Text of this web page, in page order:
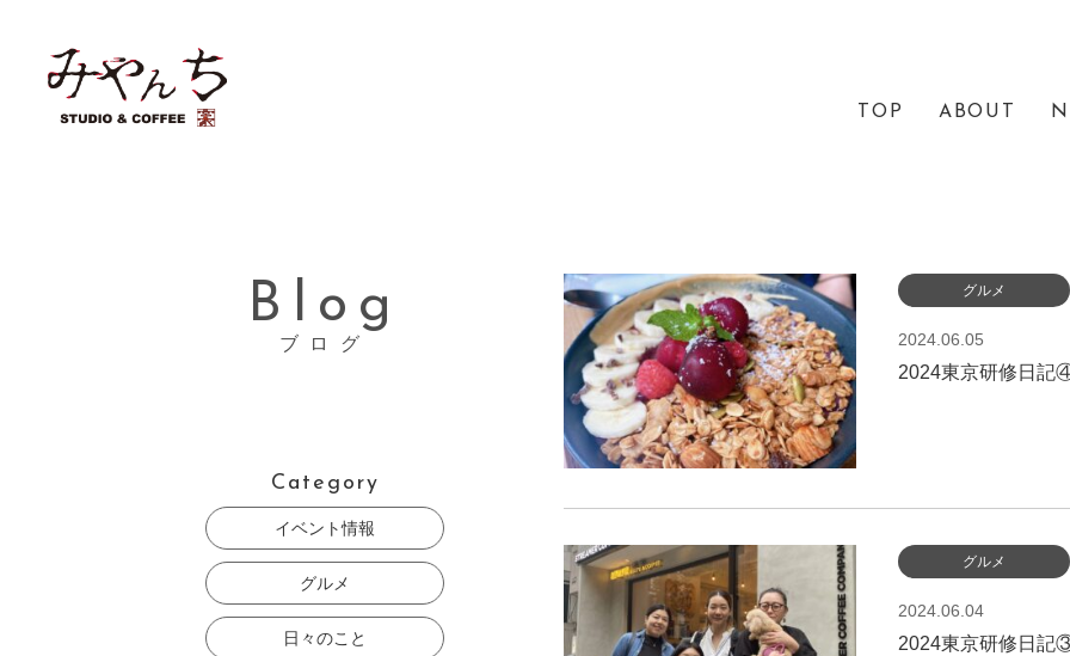
TOP ABOUT
Blog
ブログ
Category
イベント情報
グルメ
日々のこと
グルメ
2024.06.05
2024東京研修日記
グルメ
2024.06.04
2024東京研修日記